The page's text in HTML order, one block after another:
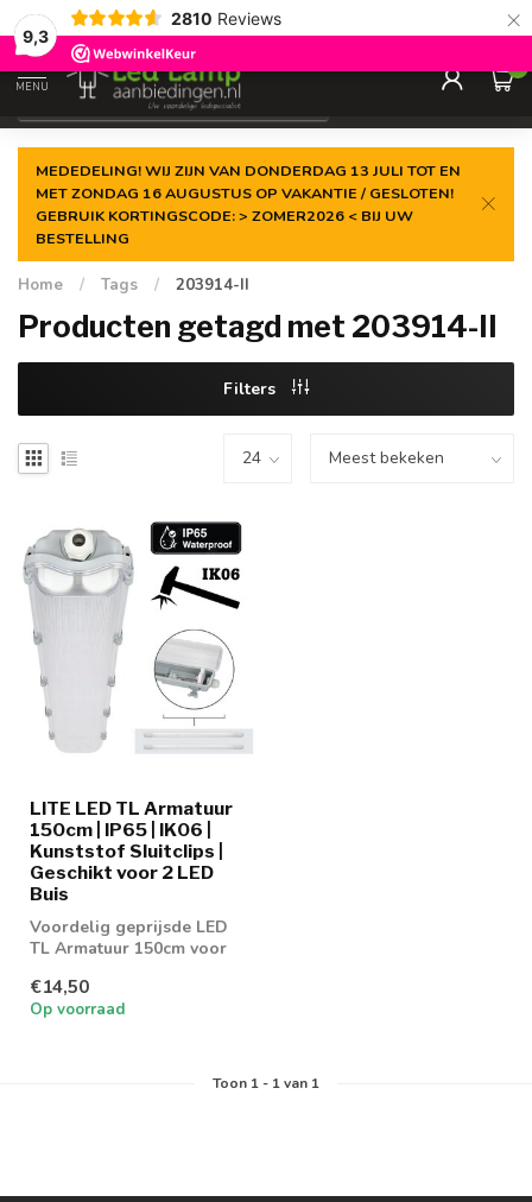
9,3
2810 Reviews ×
Gegarandeerde delaagste prijs
MENU
0
MEDEDELING! WIJ ZIJN VAN DONDERDAG 13 JULI TOT EN
MET ZONDAG 16 AUGUSTUS OP VAKANTIE / GESLOTEN!
GEBRUIK KORTINGSCODE: > ZOMER2026 < BIJ UW
BESTELLING
Home / Tags / 203914-II
Producten getagd met 203914-II
Filters
LITE LED TL Armatuur
150cm | IP65 | IK06 |
Kunststof Sluitclips |
Geschikt voor 2 LED
Buis
Voordelig geprijsde LED
TL Armatuur 150cm voor
€14,50
Op voorraad
Toon 1- 1van 1